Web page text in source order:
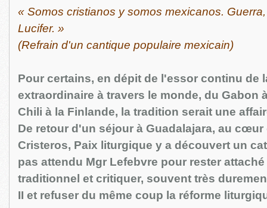
« Somos cristianos y somos mexicanos.
Lucifer. »
(Refrain d'un cantique populaire mexicain)
Pour certains, en dépit de l'essor continu de
extraordinaire à travers le monde, du Gabon
Chili à la Finlande, la tradition serait une
De retour d'un séjour à Guadalajara, au cœur
Cristeros, Paix liturgique y a découvert un
pas attendu Mgr Lefebvre pour rester
traditionnel et critiquer, souvent très
II et refuser du même coup la réforme